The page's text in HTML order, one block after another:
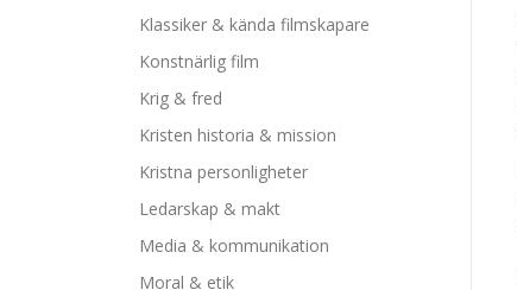
Klassiker & kända filmskapare
Konstnärlig film
Krig & fred
Kristen historia & mission
Kristna personligheter
Ledarskap & makt
Media & kommunikation
Moral & etik